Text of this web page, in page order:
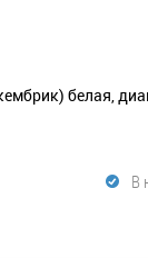
белая,
В